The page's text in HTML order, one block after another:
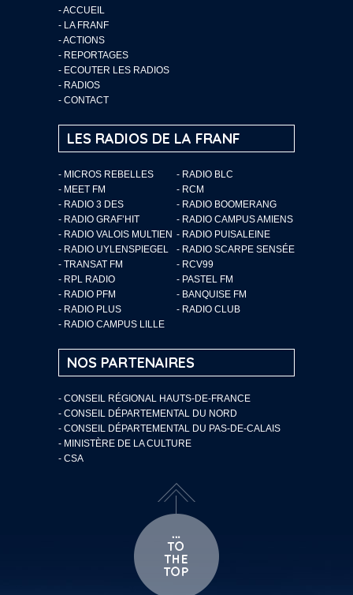
-ACCUEIL
- LA FRANF
-ACTIONS
- REPORTAGES
- ECOUTER LES RADIOS
- RADIOS
- CONTACT
LES RADIOS DE LA FRANF
- MICROS REBELLES
- RADIO BLC
- MEET FM
- RCM
- RADIO 3 DES
- RADIO BOOMERANG
- RADIO GRAF’HIT
- RADIO CAMPUS AMIENS
- RADIO VALOIS MULTIEN - RADIO PUISALEINE
- RADIO UYLENSPIEGEL
- RADIO SCARPE SENSÉE
- TRANSAT FM
- RCV99
- RPL RADIO
- PASTEL FM
- RADIO PFM
- BANQUISE FM
- RADIO PLUS
- RADIO CLUB
- RADIO CAMPUS LILLE
NOS PARTENAIRES
- CONSEIL RÉGIONAL HAUTS-DE-FRANCE
- CONSEIL DÉPARTEMENTAL DU NORD
- CONSEIL DÉPARTEMENTAL DU PAS-DE-CALAIS
- MINISTÈRE DE LA CULTURE
- CSA